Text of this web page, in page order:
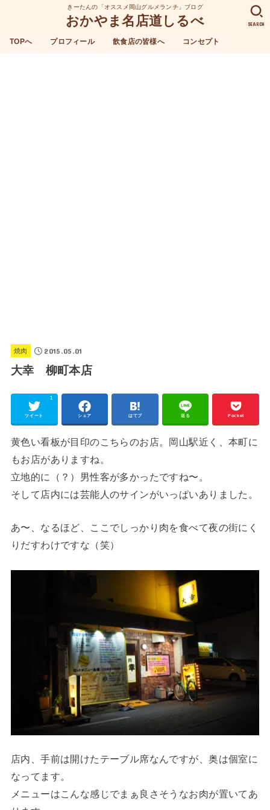
きーたんの「オススメ岡山グルメランチ」ブログ
おかやま名店道しるべ
TOPへ プロフィール 飲食店の皆様へ コンセプト
SEARCH
焼肉 2015.05.01
大幸 柳町本店
ツイート
1
シェア はてブ 送る Pocket
黄色い看板が目印のこちらのお店。岡山駅近く、本町に
もお店がありますね。
立地的に（？）男性客が多かったですね〜。
そして店内には芸能人のサインがいっぱいありました。
あ〜、なるほど、ここでしっかり肉を食べて夜の街にく
りだすわけですな（笑）
店内、手前は開けたテーブル席なんですが、奥は個室に
なってます。
メニューはこんな感じでまぁ良さそうなお肉が置いてあ